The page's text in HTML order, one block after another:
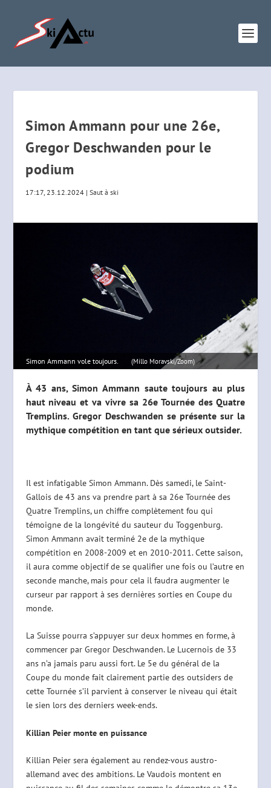
Simon Ammann pour une 26e,
Gregor Deschwanden pour le
podium
17:17, 23.12.2024 |Saut à ski
Simon Ammann vole toujours. (Millo Moravski/Zoom)
À 43 ans, Simon Ammann saute toujours au plus
haut niveau et va vivre sa 26e Tournée des Quatre
Tremplins. Gregor Deschwanden se présente sur la
mythique compétition en tant que sérieux outsider.
Il est infatigable Simon Ammann. Dès samedi, le Saint-
Gallois de 43 ans va prendre part à sa 26e Tournée des
Quatre Tremplins, un chiffre complètement fou qui
témoigne de la longévité du sauteur du Toggenburg.
Simon Ammann avait terminé 2e de la mythique
compétition en 2008-2009 et en 2010-2011. Cette saison,
il aura comme objectif de se qualifier une fois ou l’autre en
seconde manche, mais pour cela il faudra augmenter le
curseur par rapport à ses dernières sorties en Coupe du
monde.
La Suisse pourra s’appuyer sur deux hommes en forme, à
commencer par Gregor Deschwanden. Le Lucernois de 33
ans n’a jamais paru aussi fort. Le 5e du général de la
Coupe du monde fait clairement partie des outsiders de
cette Tournée s’il parvient à conserver le niveau qui était
le sien lors des derniers week-ends.
Killian Peier monte en puissance
Killian Peier sera également au rendez-vous austro-
allemand avec des ambitions. Le Vaudois montent en